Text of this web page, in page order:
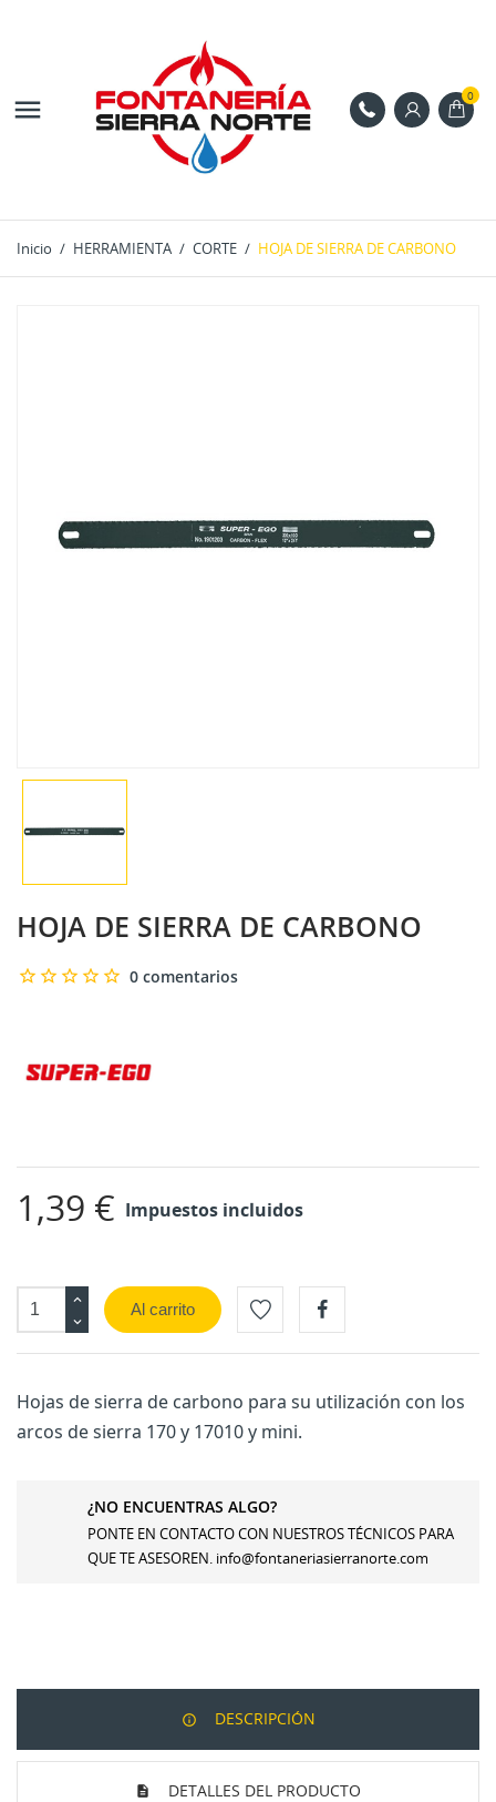
 0
Inicio HERRAMIENTA CORTE HOJA DE SIERRA DE CARBONO
HOJA DE SIERRA DE CARBONO
0 comentarios
1,39 € Impuestos incluidos
Al carrito
Hojas de sierra de carbono para su utilización con los
arcos de sierra 170 y 17010 y mini.
¿NO ENCUENTRAS ALGO?
PONTE EN CONTACTO CON NUESTROS TÉCNICOS PARA
QUE TE ASESOREN. info@fontaneriasierranorte.com
DESCRIPCIÓN
DETALLES DEL PRODUCTO
MI LISTA DE DESEOS
add_circle_outlineCrear nueva lista
CREAR LISTA DE DESEOS
INICIAR SESIÓN
Debe iniciar sesión para guardar productos en su lista
de deseos.